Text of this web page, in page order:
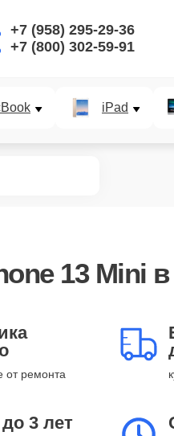
+7 (958) 295-29-36
+7 (800) 302-59-91
iPad
13 Mini
от ремонта
3 лет